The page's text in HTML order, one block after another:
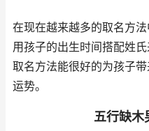
在现在越来越多的取名方
用孩子的出生时间搭配姓
取名方法能很好的为孩子
运势。
五行缺木